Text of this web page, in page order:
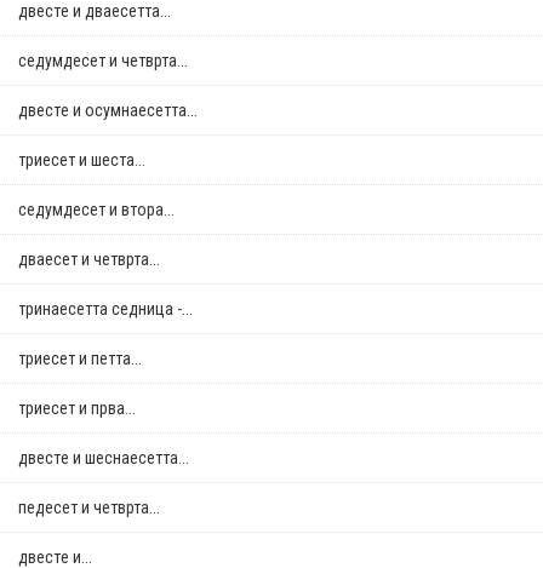
двестe и дваесетта...
седумдесет и четврта...
двестe и осумнaесетта...
триесет и шеста...
седумдесет и втора...
дваесет и четврта...
тринаесетта седница -...
триесет и петта...
триесет и прва...
двестe и шеснаесетта...
педесет и четврта...
двестe и...